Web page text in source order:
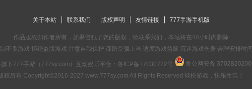
关于本站 联系我们 版权声明 友情链接 777手游手机版
作品版权归作者所有，如果侵犯了您的版权，请联系我们，本站将在48小时内删除
不良游戏 拒绝盗版游戏 注意自我保护 谨防受骗上当 适度游戏益脑 沉迷游戏伤身 合理安排时
下777手游（777sy.com）互动娱乐平台： 鲁ICP备17030722号
鲁公网安备
权所有 Copyright©2016-2027 www.777sy.com All Rights Reserved 轻松游戏，快乐生活！